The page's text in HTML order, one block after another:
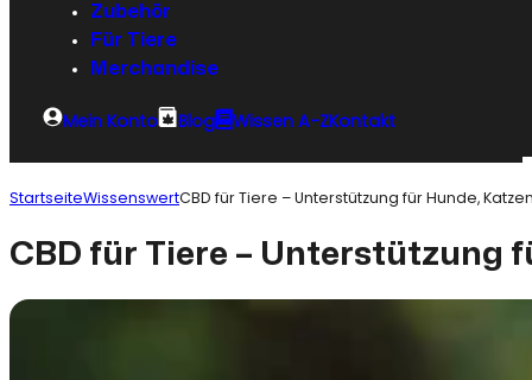
Zubehör
Für Tiere
Merchandise
Mein Konto Blog Wissen A-ZKontakt
StartseiteWissenswertCBD für Tiere – Unterstützung für Hunde,
CBD für Tiere – Unterstützung